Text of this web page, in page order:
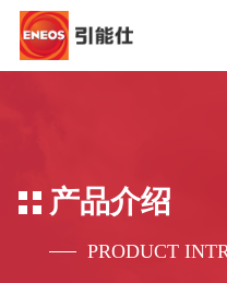
产品介绍
PRODUCT